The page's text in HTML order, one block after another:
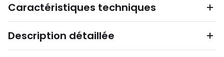
Caractéristiques techniques
Description détaillée